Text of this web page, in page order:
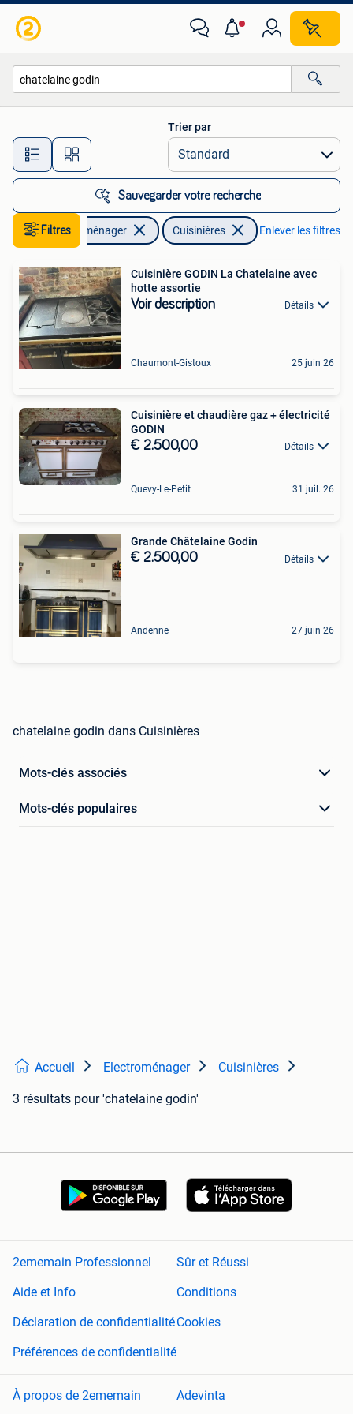
Toutes les distances…
Trier par
Sauvegarder votre recherche
Filtres
Electroménager Cuisinières Enlever les filtres
Cuisinière GODIN La Chatelaine avec
hotte assortie
Voir description Détails
Chaumont-Gistoux 25 juin 26
Cuisinière et chaudière gaz + électricité
GODIN
€ 2.500,00 Détails
Quevy-Le-Petit 31 juil. 26
Grande Châtelaine Godin
€ 2.500,00 Détails
Andenne 27 juin 26
chatelaine godin dans Cuisinières
Mots-clés associés
Mots-clés populaires
Accueil Electroménager Cuisinières
3 résultats pour 'chatelaine godin'
2ememain Professionnel
Sûr et Réussi
Aide et Info
Conditions
Déclaration de confidentialitéCookies
Préférences de confidentialité
À propos de 2ememain Adevinta